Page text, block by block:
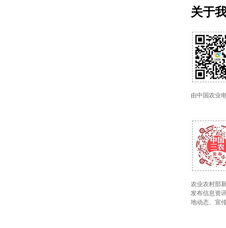
关于
由中国农业
农业农村部
发布信息资
地动态、宣